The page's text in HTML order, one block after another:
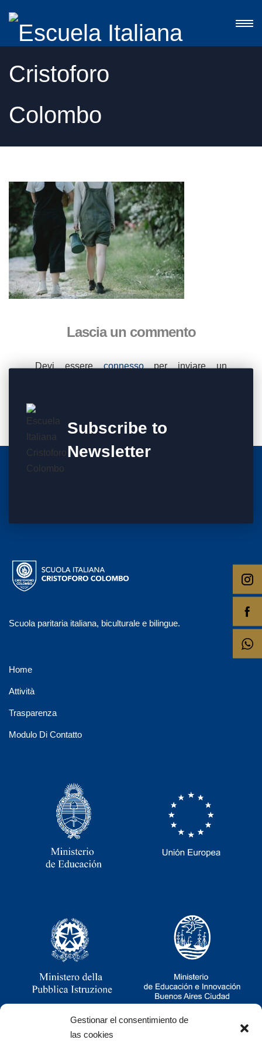
Gestionar el consentimiento de
las cookies
Lascia un commento
Devi essereconnessoper inviare un
Subscribe to
Newsletter
Scuola paritaria italiana, biculturale e bilingue.
Home
Attività
Trasparenza
Modulo Di Contatto